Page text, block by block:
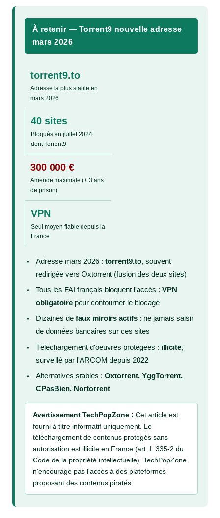
À retenir — Torrent9 nouvelle adresse
mars 2026
torrent9.to
Adresse la plus stable en
mars 2026
40 sites
Bloqués en juillet 2024
dont Torrent9
300 000 €
Amende maximale (+ 3 ans
de prison)
VPN
Seul moyen fiable depuis la
France
Adresse mars 2026 : torrent9.to, souvent
redirigée vers Oxtorrent (fusion des deux sites)
Tous les FAI français bloquent l'accès : VPN
obligatoire pour contourner le blocage
Dizaines de faux miroirs actifs : ne jamais saisir
de données bancaires sur ces sites
Téléchargement d'oeuvres protégées : illicite,
surveillé par l'ARCOM depuis 2022
Alternatives stables : Oxtorrent, YggTorrent,
CPasBien, Nortorrent
Avertissement TechPopZone : Cet article est
fourni à titre informatif uniquement. Le
téléchargement de contenus protégés sans
autorisation est illicite en France (art. L.335-2 du
Code de la propriété intellectuelle). TechPopZone
n'encourage pas l'accès à des plateformes
proposant des contenus piratés.